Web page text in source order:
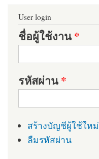
User login
ชื่อผู้ใช้งาน*
รหัสผ่าน*
สร้างบัญชีผู้ใช้ใหม่
ลืมรหัสผ่าน